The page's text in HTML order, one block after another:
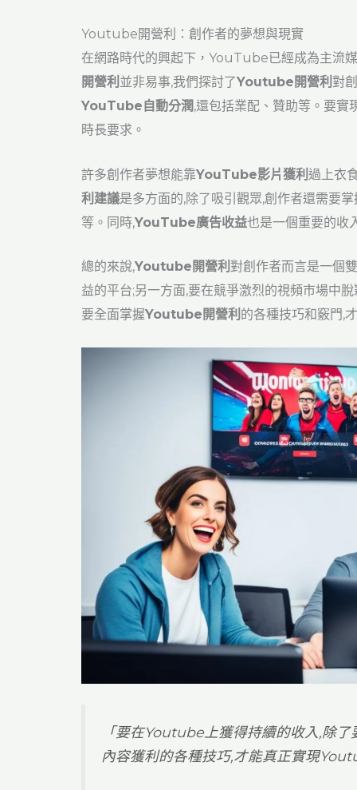
Youtube開營利：創作者的夢想與現實
在網路時代的興起下，YouTube已經成為主流
開營利 並非易事,我們探討了Youtube開營利 對
YouTube自動分潤,還包括業配、贊助等。要實
時長要求。
許多創作者夢想能靠YouTube影片獲利 過上衣
利建議是多方面的,除了吸引觀眾,創作者還需要
等。同時,YouTube廣告收益也是一個重要的收
總的來說,Youtube開營利 對創作者而言是一個
益的平台;另一方面,要在競爭激烈的視頻市場中
要全面掌握Youtube開營利 的各種技巧和竅門,
「要在Youtube上獲得持續的收入,除
內容獲利的各種技巧,才能真正實現